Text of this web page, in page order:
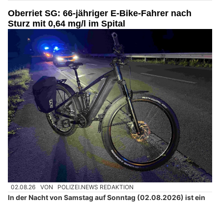
Oberriet SG: 66-jähriger E-Bike-Fahrer nach
Sturz mit 0,64 mg/l im Spital
02.08.26 VON POLIZEI.NEWS REDAKTION
In der Nacht von Samstag auf Sonntag (02.08.2026) ist ein